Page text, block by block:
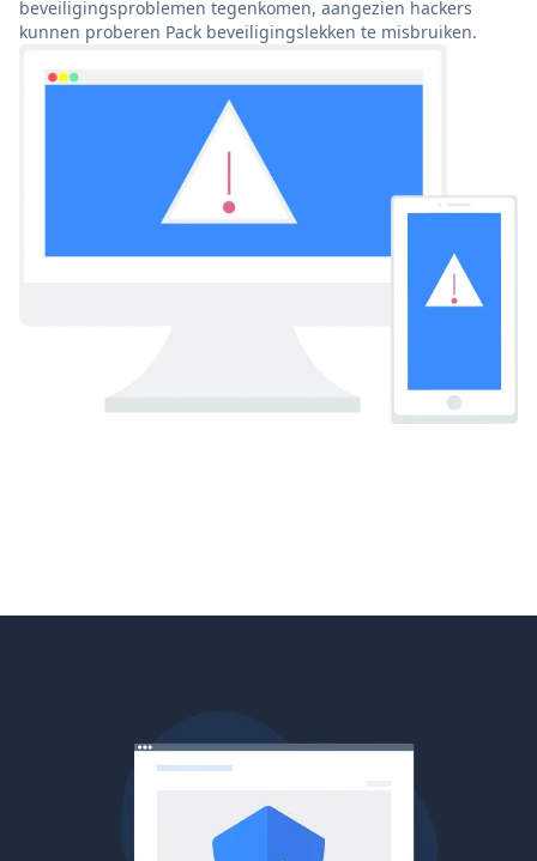
beveiligingsproblemen tegenkomen, aangezien hackers
kunnen proberen Pack beveiligingslekken te misbruiken.